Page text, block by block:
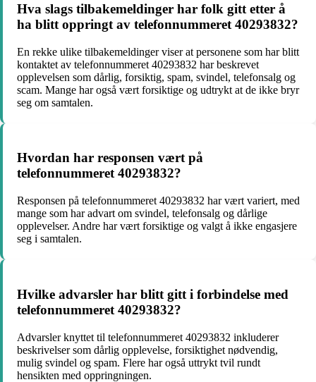
Hva slags tilbakemeldinger har folk gitt etter å
ha blitt oppringt av telefonnummeret 40293832?
En rekke ulike tilbakemeldinger viser at personene som har blitt
kontaktet av telefonnummeret 40293832 har beskrevet
opplevelsen som dårlig, forsiktig, spam, svindel, telefonsalg og
scam. Mange har også vært forsiktige og udtrykt at de ikke bryr
seg om samtalen.
Hvordan har responsen vært på
telefonnummeret 40293832?
Responsen på telefonnummeret 40293832 har vært variert, med
mange som har advart om svindel, telefonsalg og dårlige
opplevelser. Andre har vært forsiktige og valgt å ikke engasjere
seg i samtalen.
Hvilke advarsler har blitt gitt i forbindelse med
telefonnummeret 40293832?
Advarsler knyttet til telefonnummeret 40293832 inkluderer
beskrivelser som dårlig opplevelse, forsiktighet nødvendig,
mulig svindel og spam. Flere har også uttrykt tvil rundt
hensikten med oppringningen.